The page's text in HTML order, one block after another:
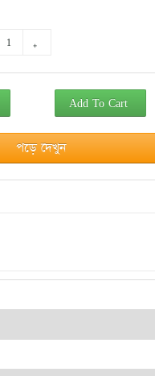
Add To Cart
পড়ে দেখুন